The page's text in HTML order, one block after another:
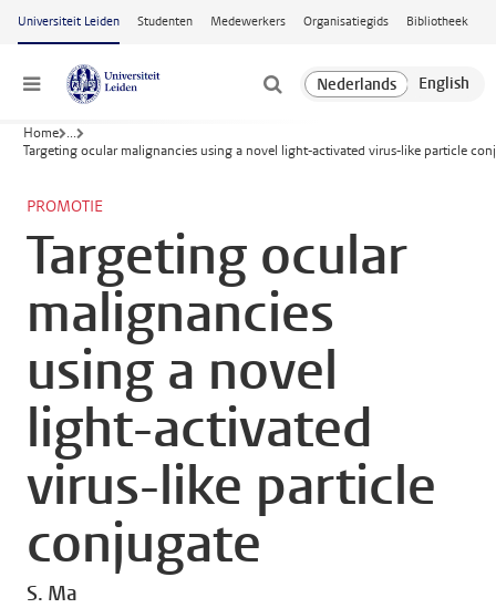
Ga naar hoofdinhoud
Universiteit Leiden Studenten Medewerkers Organisatiegids Bibliotheek
Menu
Home ...
Targeting ocular malignancies using a novel light-activated virus-like particle
PROMOTIE
Targeting ocular
malignancies
using a novel
light-activated
virus-like particle
conjugate
S. Ma